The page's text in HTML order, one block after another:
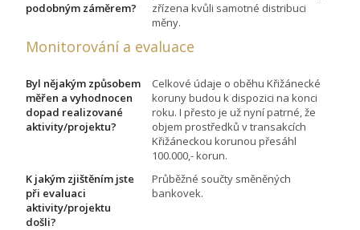
podobným záměrem?
zřízena kvůli samotné distribuci
měny.
Monitorování a evaluace
Byl nějakým způsobem
měřen a vyhodnocen
dopad realizované
aktivity/projektu?
Celkové údaje o oběhu Křižánecké
koruny budou k dispozici na konci
roku. I přesto je už nyní patrné, že
objem prostředků v transakcích
Křižáneckou korunou přesáhl
100.000,- korun.
K jakým zjištěním jste
při evaluaci
aktivity/projektu
došli?
Průběžné součty směněných
bankovek.